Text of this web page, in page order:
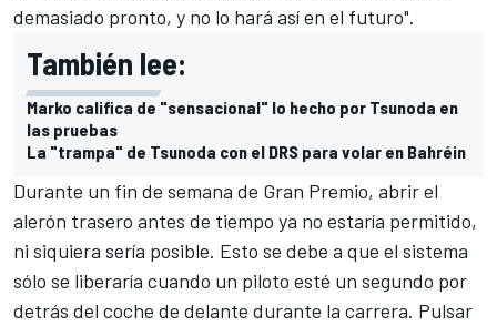
demasiado pronto, y no lo hará así en el futuro".
También lee:
Marko califica de "sensacional" lo hecho por Tsunoda en
las pruebas
La "trampa" de Tsunoda con el DRS para volar en Bahréin
Durante un fin de semana de Gran Premio, abrir el
alerón trasero antes de tiempo ya no estaría permitido,
ni siquiera sería posible. Esto se debe a que el sistema
sólo se liberaría cuando un piloto esté un segundo por
detrás del coche de delante durante la carrera. Pulsar